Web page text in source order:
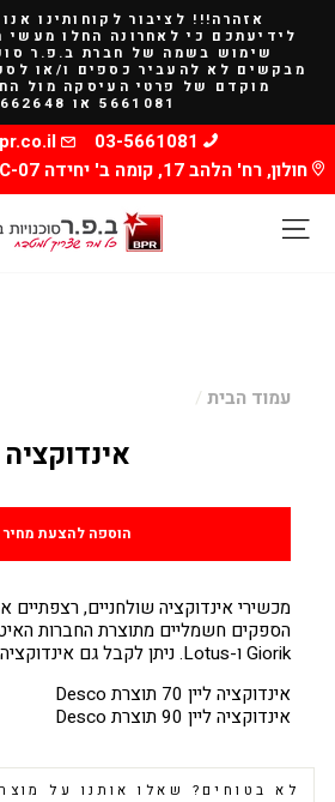
קריאה
אזהרה!!! לציבור לקוחותינו
לידיעתכם כי לאחרונה החלו מעשי
שימוש בשמה של חברת ב.פ.ר
מבקשים לא להעביר כספים ו/או
5661081 או 03-5662648
03-5661081
חולון, רח' הלהב 17, קומה ב' יחידה C-07
עמוד הבית /
אינדוקציה
הוספה להצעת מחיר
Giorik ו-Lotus. ניתן לקבל גם אינדוקציה לווק.
אינדוקציה ליין 70 תוצרת Desco
אינדוקציה ליין 90 תוצרת Desco
לא בטוחים? שאלו אותנו על